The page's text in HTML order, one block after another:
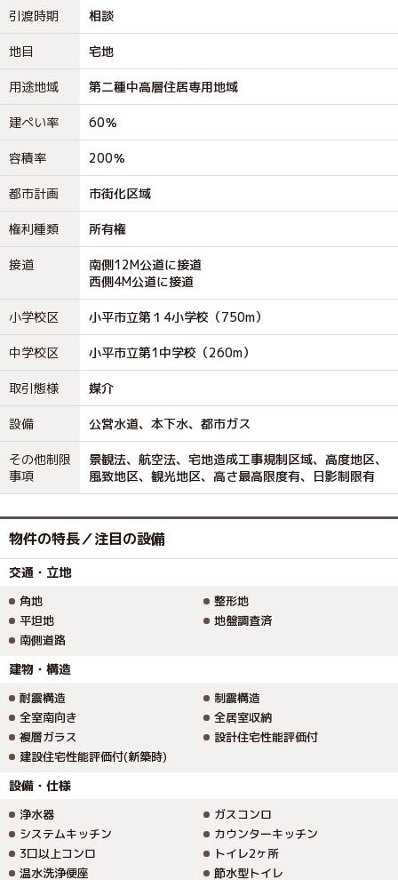
引渡時期 相談
地目 宅地
用途地域 第二種中高層住居専用地域
建ぺい率 60％
容積率 200％
都市計画 市街化区域
権利種類 所有権
接道
南側12M公道に接道
西側4M公道に接道
小学校区 小平市立第１4小学校（750m）
中学校区 小平市立第1中学校（260m）
取引態様 媒介
設備 公営水道、本下水、都市ガス
その他制限
事項
景観法、航空法、宅地造成工事規制区域、高度地区、
風致地区、観光地区、高さ最高限度有、日影制限有
物件の特長／注目の設備
交通・立地
角地
整形地
平坦地
地盤調査済
南側道路
建物・構造
耐震構造
制震構造
全室南向き
全居室収納
複層ガラス
設計住宅性能評価付
建設住宅性能評価付(新築時)
設備・仕様
浄水器
ガスコンロ
システムキッチン
カウンターキッチン
3口以上コンロ
トイレ2ヶ所
温水洗浄便座
節水型トイレ